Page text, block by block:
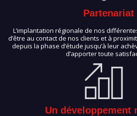
Partenariat
L’implantation régionale de nos
d’être au contact de nos clients et à
depuis la phase d’étude jusqu’à leur
d’apporter toute
Un développement